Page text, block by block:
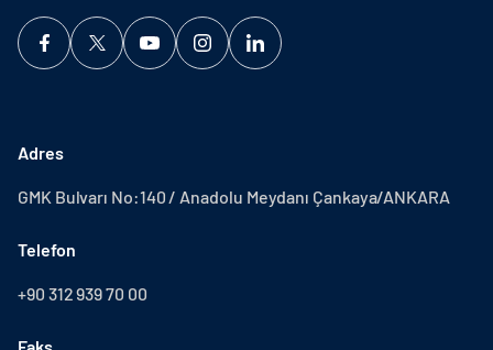
Adres
GMK Bulvarı No:140 / Anadolu Meydanı Çankaya/ANKARA
Telefon
+90 312 939 70 00